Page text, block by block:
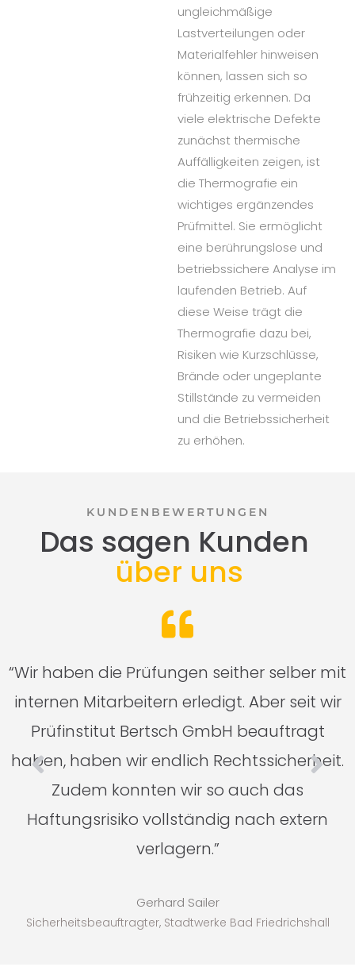
ungleichmäßige
Lastverteilungen oder
Materialfehler hinweisen
können, lassen sich so
frühzeitig erkennen. Da
viele elektrische Defekte
zunächst thermische
Auffälligkeiten zeigen, ist
die Thermografie ein
wichtiges ergänzendes
Prüfmittel. Sie ermöglicht
eine berührungslose und
betriebssichere Analyse im
laufenden Betrieb. Auf
diese Weise trägt die
Thermografie dazu bei,
Risiken wie Kurzschlüsse,
Brände oder ungeplante
Stillstände zu vermeiden
und die Betriebssicherheit
zu erhöhen.
KUNDENBEWERTUNGEN
Das sagen Kunden
über uns
“Wir haben die Prüfungen seither selber mit
internen Mitarbeitern erledigt. Aber seit wir
Prüfinstitut Bertsch GmbH beauftragt
haben, haben wir endlich Rechtssicherheit.
Zudem konnten wir so auch das
Haftungsrisiko vollständig nach extern
verlagern.”
Gerhard Sailer
Sicherheitsbeauftragter, Stadtwerke Bad Friedrichshall